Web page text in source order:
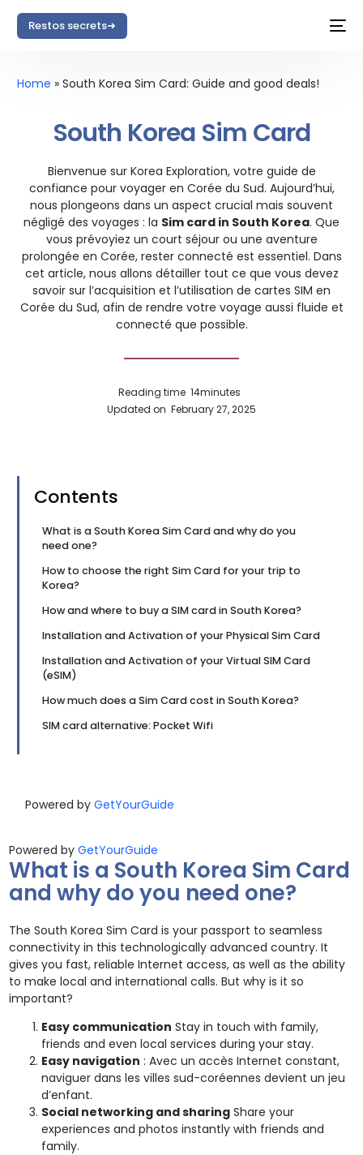
Restos secrets➜
Home »South Korea Sim Card: Guide and good deals!
South Korea Sim Card
Bienvenue sur Korea Exploration, votre guide de
confiance pour voyager en Corée du Sud. Aujourd’hui,
nous plongeons dans un aspect crucial mais souvent
négligé des voyages : la Sim card in South Korea. Que
vous prévoyiez un court séjour ou une aventure
prolongée en Corée, rester connecté est essentiel. Dans
cet article, nous allons détailler tout ce que vous devez
savoir sur l’acquisition et l’utilisation de cartes SIM en
Corée du Sud, afin de rendre votre voyage aussi fluide et
connecté que possible.
Reading time 14minutes
Updated on February 27, 2025
Contents
What is a South Korea Sim Card and why do you
need one?
How to choose the right Sim Card for your trip to
Korea?
How and where to buy a SIM card in South Korea?
Installation and Activation of your Physical Sim Card
Installation and Activation of your Virtual SIM Card
(eSIM)
How much does a Sim Card cost in South Korea?
SIM card alternative: Pocket Wifi
Powered byGetYourGuide
Powered byGetYourGuide
What is a South Korea Sim Card
and why do you need one?
The South Korea Sim Card is your passport to seamless
connectivity in this technologically advanced country. It
gives you fast, reliable Internet access, as well as the ability
to make local and international calls. But why is it so
important?
Easy communication Stay in touch with family,
friends and even local services during your stay.
Easy navigation : Avec un accès Internet constant,
naviguer dans les villes sud-coréennes devient un jeu
d’enfant.
Social networking and sharing Share your
experiences and photos instantly with friends and
family.